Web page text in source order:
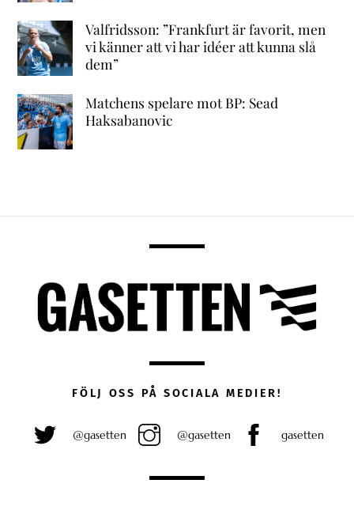
Valfridsson: ”Frankfurt är favorit, men
vi känner att vi har idéer att kunna slå
dem”
Matchens spelare mot BP: Sead
Haksabanovic
FÖLJ OSS PÅ SOCIALA MEDIER!
@gasetten @gasetten gasetten